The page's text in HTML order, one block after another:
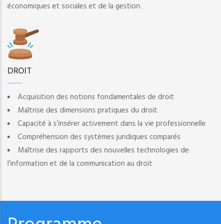
économiques et sociales et de la gestion.
DROIT
Acquisition des notions fondamentales de droit
Maîtrise des dimensions pratiques du droit
Capacité à s’insérer activement dans la vie professionnelle
Compréhension des systèmes juridiques comparés
Maîtrise des rapports des nouvelles technologies de
l’information et de la communication au droit